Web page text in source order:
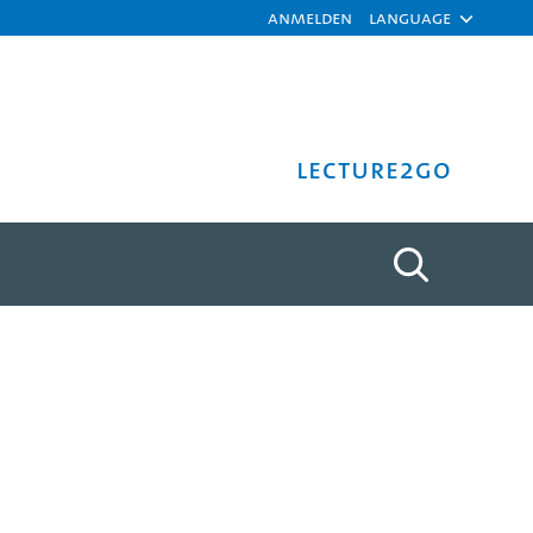
Anmelden Language
Lecture2Go